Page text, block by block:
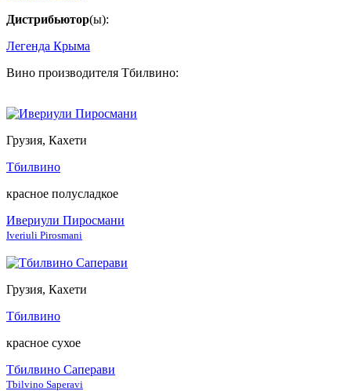
Дистрибьютор(ы):
Легенда Крыма
Вино производителя Тбилвино:
Грузия, Кахети
Тбилвино
красное полусладкое
Ивериули Пиросмани
Iveriuli Pirosmani
Грузия, Кахети
Тбилвино
красное сухое
Тбилвино Саперави
Tbilvino Saperavi